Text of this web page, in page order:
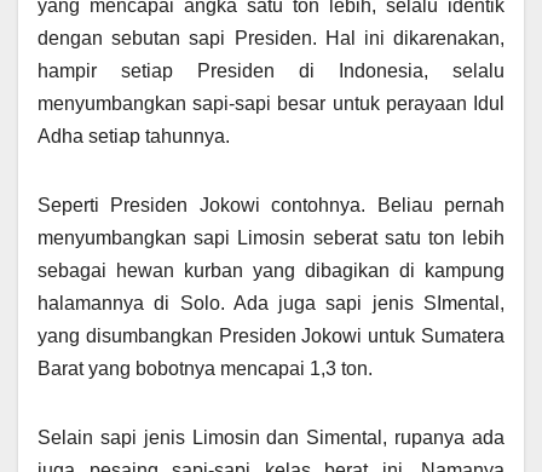
yang mencapai angka satu ton lebih, selalu identik
dengan sebutan sapi Presiden. Hal ini dikarenakan,
hampir setiap Presiden di Indonesia, selalu
menyumbangkan sapi-sapi besar untuk perayaan Idul
Adha setiap tahunnya.
Seperti Presiden Jokowi contohnya. Beliau pernah
menyumbangkan sapi Limosin seberat satu ton lebih
sebagai hewan kurban yang dibagikan di kampung
halamannya di Solo. Ada juga sapi jenis SImental,
yang disumbangkan Presiden Jokowi untuk Sumatera
Barat yang bobotnya mencapai 1,3 ton.
Selain sapi jenis Limosin dan Simental, rupanya ada